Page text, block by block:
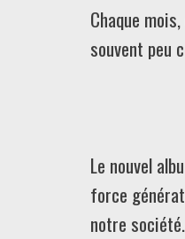
Chaque
souvent peu
Le nouvel
force
notre société.